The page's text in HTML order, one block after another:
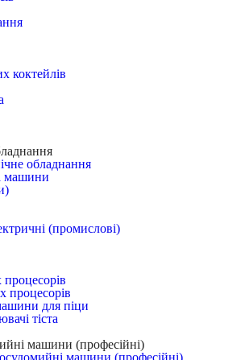
коктейлів
обладнання
машини
(промислові)
процесорів
для піци
тіста
машини (професійні)
машини (професійні)